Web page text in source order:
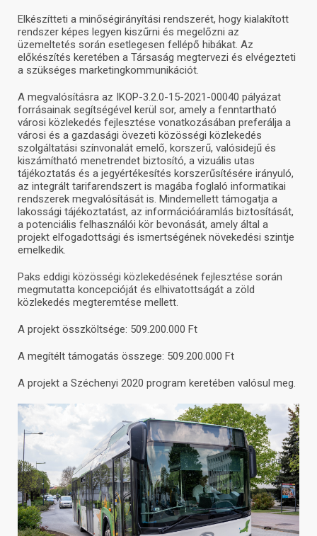
Elkészítteti a minőségirányítási rendszerét, hogy kialakított
rendszer képes legyen kiszűrni és megelőzni az
üzemeltetés során esetlegesen fellépő hibákat. Az
előkészítés keretében a Társaság megtervezi és elvégezteti
a szükséges marketingkommunikációt.
A megvalósításra az IKOP-3.2.0-15-2021-00040 pályázat
forrásainak segítségével kerül sor, amely a fenntartható
városi közlekedés fejlesztése vonatkozásában preferálja a
városi és a gazdasági övezeti közösségi közlekedés
szolgáltatási színvonalát emelő, korszerű, valósidejű és
kiszámítható menetrendet biztosító, a vizuális utas
tájékoztatás és a jegyértékesítés korszerűsítésére irányuló,
az integrált tarifarendszert is magába foglaló informatikai
rendszerek megvalósítását is. Mindemellett támogatja a
lakossági tájékoztatást, az információáramlás biztosítását,
a potenciális felhasználói kör bevonását, amely által a
projekt elfogadottsági és ismertségének növekedési szintje
emelkedik.
Paks eddigi közösségi közlekedésének fejlesztése során
megmutatta koncepcióját és elhivatottságát a zöld
közlekedés megteremtése mellett.
A projekt összköltsége: 509.200.000 Ft
A megítélt támogatás összege: 509.200.000 Ft
A projekt a Széchenyi 2020 program keretében valósul meg.